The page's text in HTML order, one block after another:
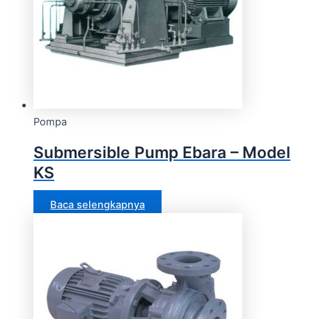
Pompa
Submersible Pump Ebara – Model
KS
Baca selengkapnya